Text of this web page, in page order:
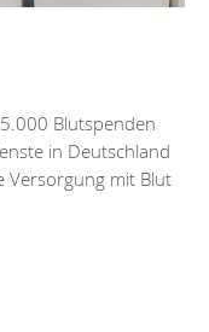
Blutspenden
in Deutschland
Versorgung mit Blut